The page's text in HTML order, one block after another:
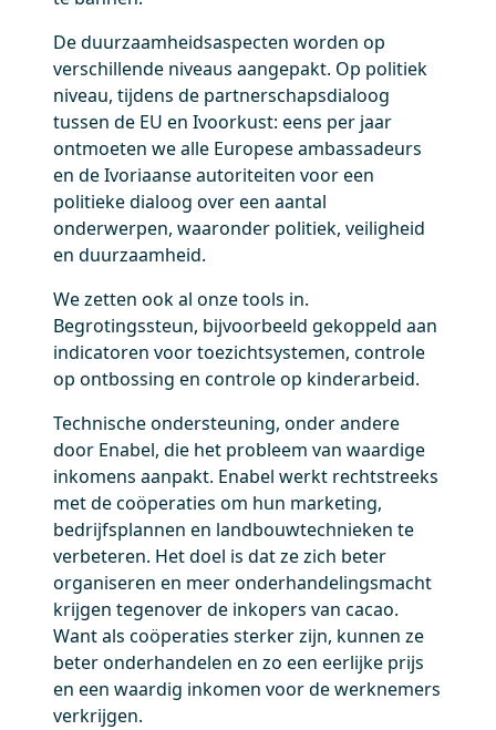
De duurzaamheidsaspecten worden op
verschillende niveaus aangepakt. Op politiek
niveau, tijdens de partnerschapsdialoog
tussen de EU en Ivoorkust: eens per jaar
ontmoeten we alle Europese ambassadeurs
en de Ivoriaanse autoriteiten voor een
politieke dialoog over een aantal
onderwerpen, waaronder politiek, veiligheid
en duurzaamheid.
We zetten ook al onze tools in.
Begrotingssteun, bijvoorbeeld gekoppeld aan
indicatoren voor toezichtsystemen, controle
op ontbossing en controle op kinderarbeid.
Technische ondersteuning, onder andere
door Enabel, die het probleem van waardige
inkomens aanpakt. Enabel werkt rechtstreeks
met de coöperaties om hun marketing,
bedrijfsplannen en landbouwtechnieken te
verbeteren. Het doel is dat ze zich beter
organiseren en meer onderhandelingsmacht
krijgen tegenover de inkopers van cacao.
Want als coöperaties sterker zijn, kunnen ze
beter onderhandelen en zo een eerlijke prijs
en een waardig inkomen voor de werknemers
verkrijgen.